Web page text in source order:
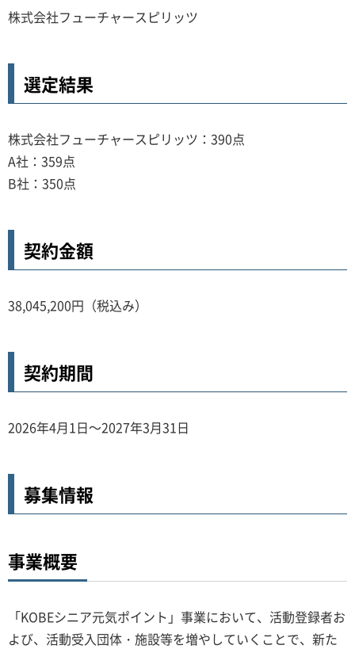
株式会社フューチャースピリッツ
選定結果
株式会社フューチャースピリッツ：390点
A社：359点
B社：350点
契約金額
38,045,200円（税込み）
契約期間
2026年4月1日～2027年3月31日
募集情報
事業概要
「KOBEシニア元気ポイント」事業において、活動登録者お
よび、活動受入団体・施設等を増やしていくことで、新た